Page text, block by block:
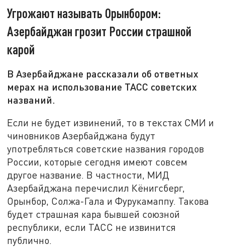
Угрожают называть Орынбором:
Азербайджан грозит России страшной
карой
В Азербайджане рассказали об ответных
мерах на использование ТАСС советских
названий.
Если не будет извинений, то в текстах СМИ и
чиновников Азербайджана будут
употребляться советские названия городов
России, которые сегодня имеют совсем
другое название. В частности, МИД
Азербайджана перечислил Кёнигсберг,
Орынбор, Солжа-Гала и Фурукамаппу. Такова
будет страшная кара бывшей союзной
республики, если ТАСС не извинится
публично.